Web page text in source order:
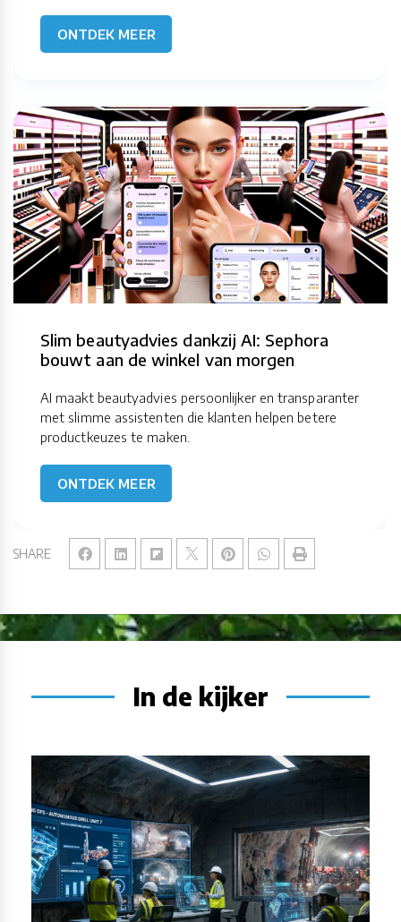
SHARE
ONTDEK MEER
Slim beautyadvies dankzij AI: Sephora
bouwt aan de winkel van morgen
AI maakt beautyadvies persoonlijker en transparanter
met slimme assistenten die klanten helpen betere
productkeuzes te maken.
ONTDEK MEER
In de kijker